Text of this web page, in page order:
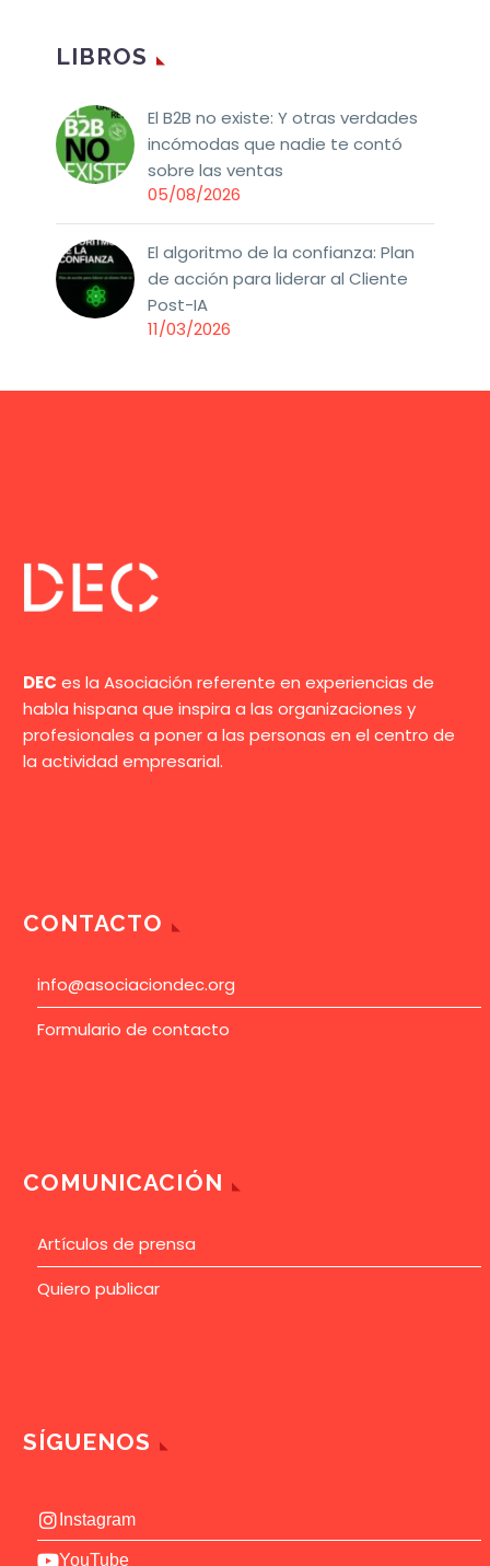
LIBROS
El B2B no existe: Y otras verdades
incómodas que nadie te contó
sobre las ventas
05/08/2026
El algoritmo de la confianza: Plan
de acción para liderar al Cliente
Post-IA
11/03/2026
DEC es la Asociación referente en experiencias de
habla hispana que inspira a las organizaciones y
profesionales a poner a las personas en el centro de
la actividad empresarial.
CONTACTO
info@asociaciondec.org
Formulario de contacto
COMUNICACIÓN
Artículos de prensa
Quiero publicar
SÍGUENOS
Instagram
YouTube